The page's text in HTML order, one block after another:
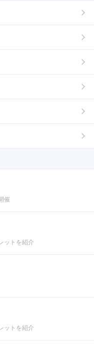
催
ットを紹介
ットを紹介